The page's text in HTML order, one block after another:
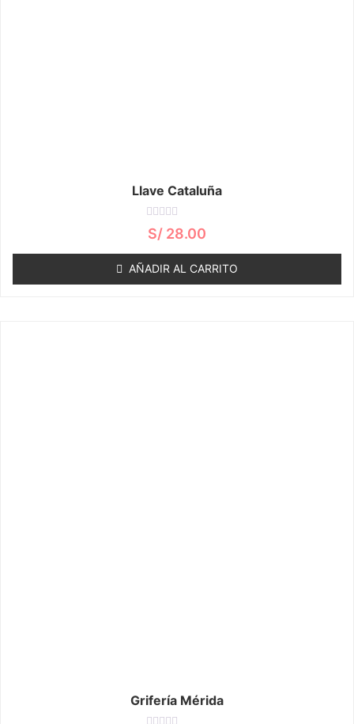
Llave Cataluña
Valorado
con
5
S/ 28.00
AÑADIR AL CARRITO
Grifería Mérida